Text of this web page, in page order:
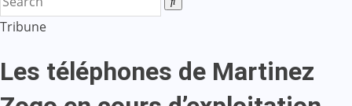
Tribune
Les téléphones de Martinez